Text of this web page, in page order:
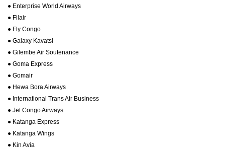
● Enterprise World Airways
● Filair
● Fly Congo
● Galaxy Kavatsi
● Gilembe Air Soutenance
● Goma Express
● Gomair
● Hewa Bora Airways
● International Trans Air Business
● Jet Congo Airways
● Katanga Express
● Katanga Wings
● Kin Avia